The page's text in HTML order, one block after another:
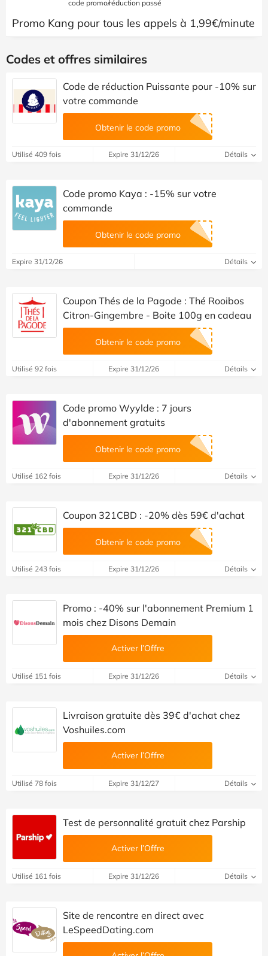
code promo/réduction passé
Promo Kang pour tous les appels à 1,99€/minute
Codes et offres similaires
Code de réduction Puissante pour -10% sur
votre commande
Obtenir le code promo
Utilisé 409 fois Expire 31/12/26 Détails
Code promo Kaya : -15% sur votre
commande
Obtenir le code promo
Expire 31/12/26 Détails
Coupon Thés de la Pagode : Thé Rooibos
Citron-Gingembre - Boite 100g en cadeau
Obtenir le code promo
Utilisé 92 fois Expire 31/12/26 Détails
Code promo Wyylde : 7 jours
d'abonnement gratuits
Obtenir le code promo
Utilisé 162 fois Expire 31/12/26 Détails
Coupon 321CBD : -20% dès 59€ d'achat
Obtenir le code promo
Utilisé 243 fois Expire 31/12/26 Détails
Promo : -40% sur l'abonnement Premium 1
mois chez Disons Demain
Activer l’Offre
Utilisé 151 fois Expire 31/12/26 Détails
Livraison gratuite dès 39€ d'achat chez
Voshuiles.com
Activer l’Offre
Utilisé 78 fois Expire 31/12/27 Détails
Test de personnalité gratuit chez Parship
Activer l’Offre
Utilisé 161 fois Expire 31/12/26 Détails
Site de rencontre en direct avec
LeSpeedDating.com